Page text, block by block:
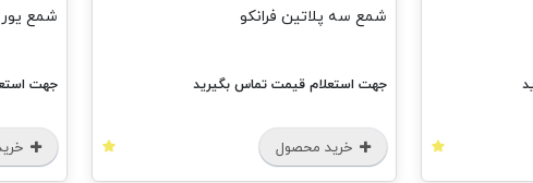
شمع سه پلاتین فرانکو
جهت استعلام قیمت تماس بگیرید
خرید محصول
شمع یورو4
جهت